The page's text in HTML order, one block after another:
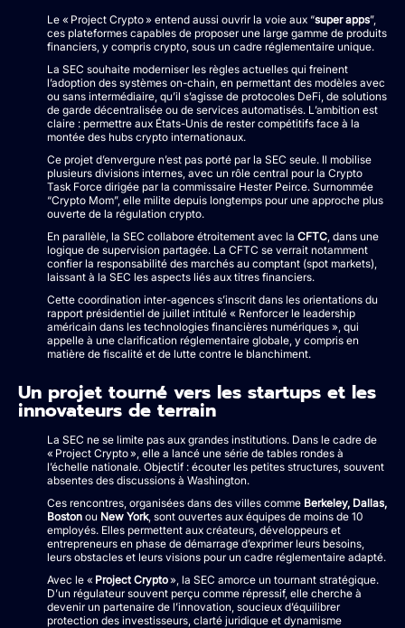
Le « Project Crypto » entend aussi ouvrir la voie aux “super apps”,
ces plateformes capables de proposer une large gamme de produits
financiers, y compris crypto, sous un cadre réglementaire unique.
La SEC souhaite moderniser les règles actuelles qui freinent
l’adoption des systèmes on-chain, en permettant des modèles avec
ou sans intermédiaire, qu’il s’agisse de protocoles DeFi, de solutions
de garde décentralisée ou de services automatisés. L’ambition est
claire : permettre aux États-Unis de rester compétitifs face à la
montée des hubs crypto internationaux.
Ce projet d’envergure n’est pas porté par la SEC seule. Il mobilise
plusieurs divisions internes, avec un rôle central pour la Crypto
Task Force dirigée par la commissaire Hester Peirce. Surnommée
“Crypto Mom”, elle milite depuis longtemps pour une approche plus
ouverte de la régulation crypto.
En parallèle, la SEC collabore étroitement avec la CFTC, dans une
logique de supervision partagée. La CFTC se verrait notamment
confier la responsabilité des marchés au comptant (spot markets),
laissant à la SEC les aspects liés aux titres financiers.
Cette coordination inter-agences s’inscrit dans les orientations du
rapport présidentiel de juillet intitulé « Renforcer le leadership
américain dans les technologies financières numériques », qui
appelle à une clarification réglementaire globale, y compris en
matière de fiscalité et de lutte contre le blanchiment.
Un projet tourné vers les startups et les
innovateurs de terrain
La SEC ne se limite pas aux grandes institutions. Dans le cadre de
« Project Crypto », elle a lancé une série de tables rondes à
l’échelle nationale. Objectif : écouter les petites structures, souvent
absentes des discussions à Washington.
Ces rencontres, organisées dans des villes comme Berkeley, Dallas,
Boston ou New York, sont ouvertes aux équipes de moins de 10
employés. Elles permettent aux créateurs, développeurs et
entrepreneurs en phase de démarrage d’exprimer leurs besoins,
leurs obstacles et leurs visions pour un cadre réglementaire adapté.
Avec le « Project Crypto», la SEC amorce un tournant stratégique.
D’un régulateur souvent perçu comme répressif, elle cherche à
devenir un partenaire de l’innovation, soucieux d’équilibrer
protection des investisseurs, clarté juridique et dynamisme